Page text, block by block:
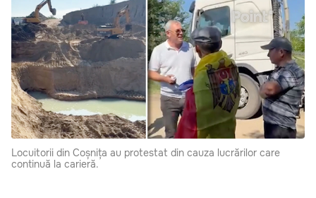
Locuitorii din Coșnița au protestat din cauza lucrărilor care
continuă la carieră.